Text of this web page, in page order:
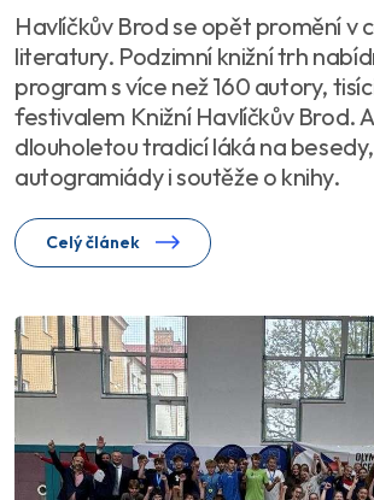
Havlíčkův Brod se opět promění v
literatury. Podzimní knižní trh
program s více než 160 autory,
festivalem Knižní Havlíčkův Brod.
dlouholetou tradicí láká na besedy,
autogramiády i soutěže o knihy.
Celý článek